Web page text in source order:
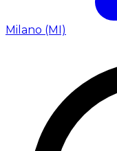
Milano (MI)